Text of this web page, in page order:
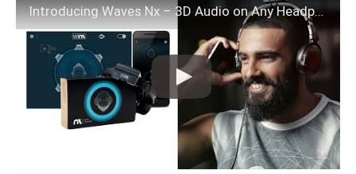
Introducing Waves Nx – 3D Audio on Any Headphones